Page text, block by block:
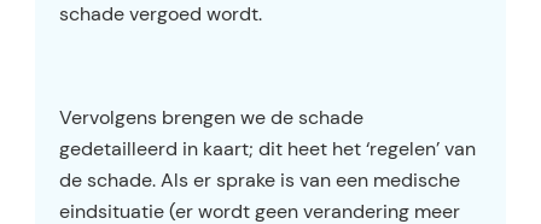
schade vergoed wordt.
Vervolgens brengen we de schade
gedetailleerd in kaart; dit heet het ‘regelen’ van
de schade. Als er sprake is van een medische
eindsituatie (er wordt geen verandering meer